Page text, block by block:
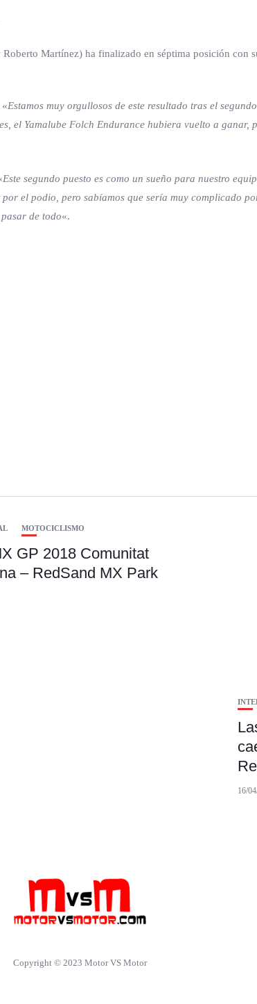
Roberto Martínez) ha finalizado en séptima posición
«Estamos muy orgullosos de este resultado tras el
el Yamalube Folch Endurance hubiera vuelto a ganar,
Este segundo puesto es como un sueño para nuestro
el podio, pero sabíamos que sería muy complicado
de todo«.
MOTOCICLISMO
GP 2018 Comunitat
– RedSand MX Park
16/
Copyright © 2023 Motor VS Motor